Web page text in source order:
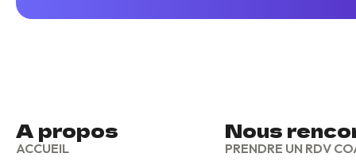
A propos
ACCUEIL
Nous
PRENDRE UN RDV